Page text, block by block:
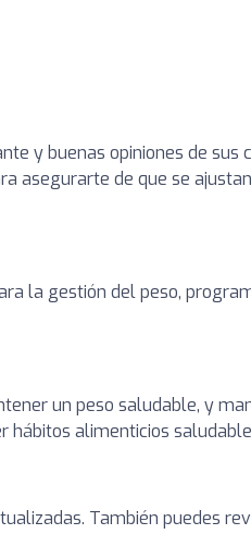
y buenas opiniones de sus
asegurarte de que se
la gestión del peso,
un peso saludable, y
hábitos alimenticios
También puedes